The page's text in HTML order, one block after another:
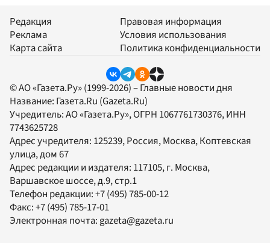
Редакция
Реклама
Карта сайта
Правовая информация
Условия использования
Политика конфиденциальности
© АО «Газета.Ру» (1999-2026) – Главные новости дня
Название: Газета.Ru (Gazeta.Ru)
Учредитель:АО «Газета.Ру», ОГРН 1067761730376, ИНН
7743625728
Адрес учредителя: 125239, Россия, Москва, Коптевская
улица, дом 67
Адрес редакции и издателя: 117105, г. Москва,
Варшавское шоссе, д.9, стр.1
Телефон редакции:+7 (495) 785-00-12
Факс:+7 (495) 785-17-01
Электронная почта: gazeta@gazeta.ru